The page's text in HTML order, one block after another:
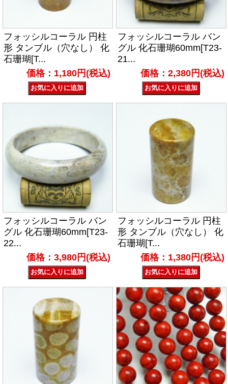
フォッシルコーラル 円柱
形 タンブル（穴なし） 化
石珊瑚[T...
価格：1,180円(税込)
フォッシルコーラル バン
グル 化石珊瑚60mm[T23-
21...
価格：2,380円(税込)
フォッシルコーラル バン
グル 化石珊瑚60mm[T23-
22...
価格：3,980円(税込)
フォッシルコーラル 円柱
形 タンブル（穴なし） 化
石珊瑚[T...
価格：1,380円(税込)